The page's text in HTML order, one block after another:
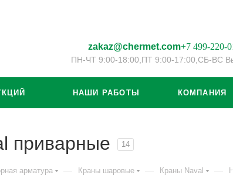
zakaz@chermet.com+7 499-220-
ПН-ЧТ 9:00-18:00, ПТ 9:00-17:00, СБ-ВС
НАШИ РАБОТЫ КОМПАНИЯ
приварные 14
арматура — Краны шаровые — Краны Naval —